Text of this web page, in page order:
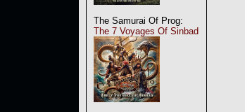
The Samurai Of Prog:
The 7 Voyages Of Sinbad